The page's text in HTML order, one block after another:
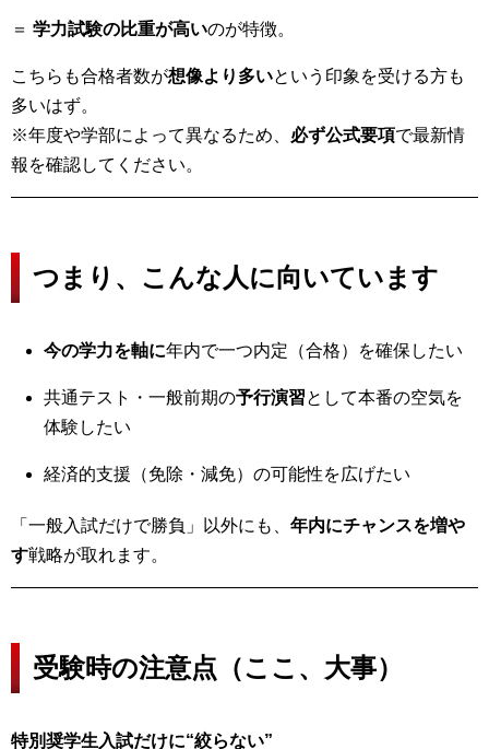
＝ 学力試験の比重が高いのが特徴。
こちらも合格者数が想像より多いという印象を受ける方も
多いはず。
※年度や学部によって異なるため、 必ず公式要項で最新情
報を確認してください。
つまり、こんな人に向いています
今の学力を軸に年内で一つ内定（合格）を確保したい
共通テスト・一般前期の予行演習として本番の空気を
体験したい
経済的支援（免除・減免）の可能性を広げたい
「一般入試だけで勝負」以外にも、 年内にチャンスを増や
す戦略が取れます。
受験時の注意点（ここ、大事）
特別奨学生入試だけに“絞らない”